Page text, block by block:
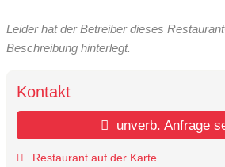
Leider hat der Betreiber dieses
Beschreibung hinterlegt.
Kontakt
unverb. Anfrage
Restaurant auf der Karte